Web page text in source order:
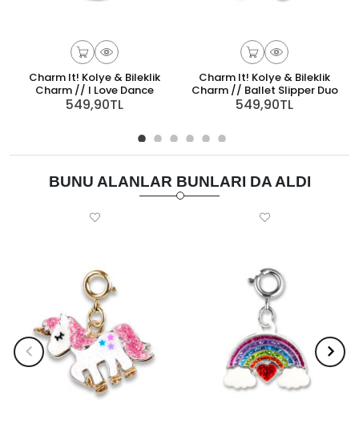
Charm It! Kolye & Bileklik
Charm // I Love Dance
549,90TL
Charm It! Kolye & Bileklik
Charm // Ballet Slipper Duo
549,90TL
BUNU ALANLAR BUNLARI DA ALDI